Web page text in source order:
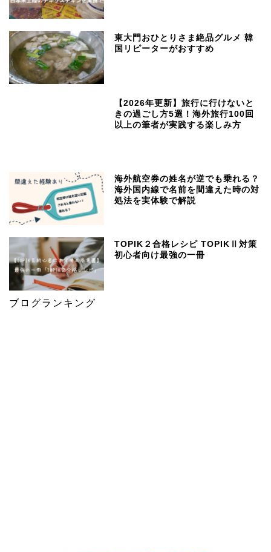
東大門おひとりさま絶品グルメ 韓
国リピーターがおすすめ
【2026年更新】旅行に行けないと
きの過ごし方5選！海外旅行100回
以上の筆者が実践する楽しみ方
海外航空券の姓名が逆でも乗れる？
海外国内線で名前を間違えた時の対
処法を実体験で解説
TOPIK２合格レシピ TOPIKⅡ対策
初心者向け最強の一冊
ブログランキング